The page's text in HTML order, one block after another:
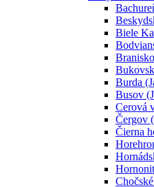
Biele
Burda
Busov
Cerová
Čergov
Čierna